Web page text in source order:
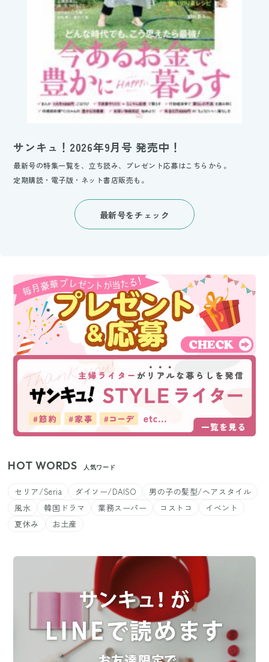
サンキュ！2026年9月号 発売中！
最新号の特集一覧を、立ち読み、プレゼント応募はこちらから。
定期購読・電子版・ネット書店販売も。
最新号をチェック
HOT WORDS 人気ワード
セリア/Seria ダイソー/DAISO
男の子の髪型/ヘアスタイル
風水
韓国ドラマ 業務スーパー コストコ
イベント
夏休み
お土産